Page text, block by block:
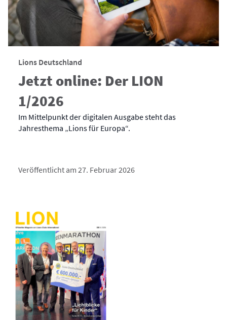
Lions Deutschland
Jetzt online: Der LION
1/2026
Im Mittelpunkt der digitalen Ausgabe steht das
Jahresthema „Lions für Europa“.
Veröffentlicht am 27. Februar 2026